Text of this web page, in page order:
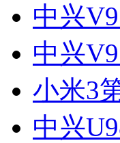
中兴
中兴
小米3
中兴